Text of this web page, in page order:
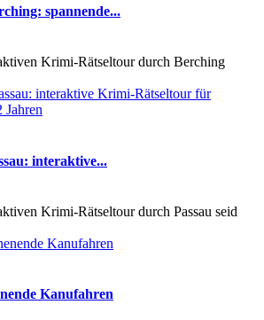
spannende...
Krimi-Rätseltour durch Berching
interaktive...
Krimi-Rätseltour durch Passau seid
Kanufahren